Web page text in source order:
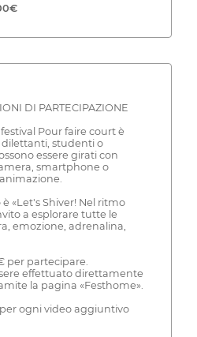
DI PARTECIPAZIONE
Pour faire court è
studenti o
essere girati con
smartphone o
«Let's Shiver! Nel ritmo
a esplorare tutte le
emozione, adrenalina,
per partecipare.
effettuato direttamente
la pagina «Festhome».
ogni video aggiuntivo